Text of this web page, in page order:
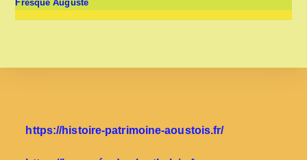
Fresque Auguste
https://histoire-patrimoine-aoustois.fr/